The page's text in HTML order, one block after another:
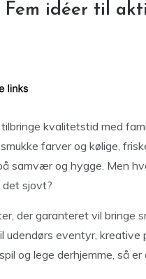
idéer til
kvalitetstid med
farver og kølige,
samvær og hygge. Men
det sjovt?
der garanteret vil bringe
eventyr, kreative
og lege derhjemme, så